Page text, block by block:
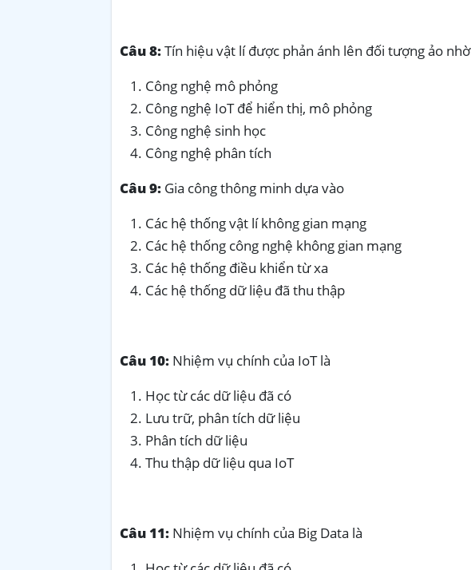
Câu 8:Tín hiệu vật lí được phản ánh lên đối tượng ảo nhờ
Công nghệ mô phỏng
Công nghệ IoT để hiển thị, mô phỏng
Công nghệ sinh học
Công nghệ phân tích
Câu 9: Gia công thông minh dựa vào
Các hệ thống vật lí không gian mạng
Các hệ thống công nghệ không gian mạng
Các hệ thống điều khiển từ xa
Các hệ thống dữ liệu đã thu thập
Câu 10: Nhiệm vụ chính của IoT là
Học từ các dữ liệu đã có
Lưu trữ, phân tích dữ liệu
Phân tích dữ liệu
Thu thập dữ liệu qua IoT
Câu 11: Nhiệm vụ chính của Big Data là